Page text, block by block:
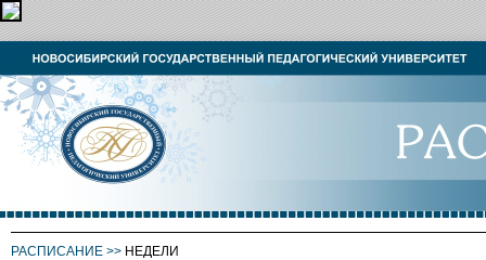
РАСПИСАНИЕ >> НЕДЕЛИ